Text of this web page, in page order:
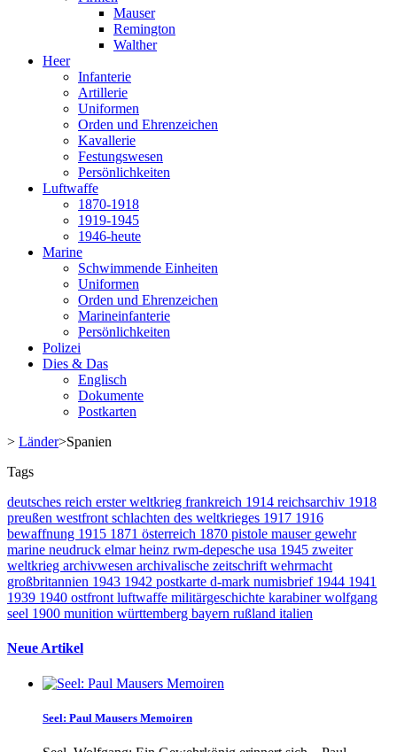
Mauser
Remington
Walther
Heer
Infanterie
Artillerie
Uniformen
Orden und Ehrenzeichen
Kavallerie
Festungswesen
Persönlichkeiten
Luftwaffe
1870-1918
1919-1945
1946-heute
Marine
Schwimmende Einheiten
Uniformen
Orden und Ehrenzeichen
Marineinfanterie
Persönlichkeiten
Polizei
Dies & Das
Englisch
Dokumente
Postkarten
> Länder>Spanien
Tags
deutsches reich erster weltkrieg frankreich 1914 reichsarchiv 1918
preußen westfront schlachten des weltkrieges 1917 1916
bewaffnung 1915 1871 österreich 1870 pistole mauser gewehr
marine neudruck elmar heinz rwm-depesche usa 1945 zweiter
weltkrieg archivwesen archivalische zeitschrift wehrmacht
großbritannien 1943 1942 postkarte d-mark numisbrief 1944 1941
1939 1940 ostfront luftwaffe militärgeschichte karabinerwolfgang
seel 1900 munition württemberg bayern rußland italien
Neue Artikel
Seel: Paul Mausers Memoiren